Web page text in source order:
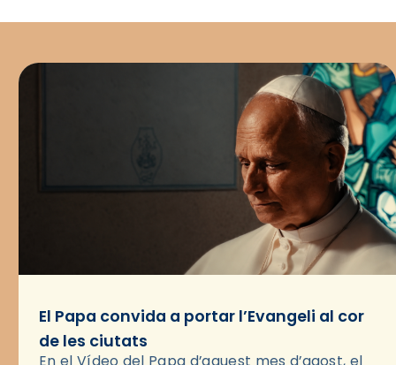
El Papa convida a portar l’Evangeli al cor
de les ciutats
En el Vídeo del Papa d’aquest mes d’agost, el